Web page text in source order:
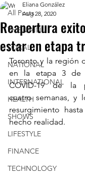
All Posts
THE MAIN
LOCAL
NATIONAL
INTERNATIONAL
HEALTH
SHOWS
LIFESTYLE
FINANCE
TECHNOLOGY
Reapertura
estar en etapa
Eliana González
Aug 28, 2020
Toronto y la región
en la etapa 3 de
COVID-19 de la
cuatro semanas, y
resurgimiento
hecho realidad.